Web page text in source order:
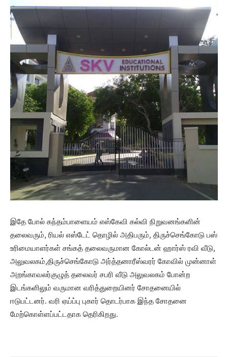
இதே போல் கந்தம்பாளையம் எஸ்கேவி கல்வி நிறுவனங்களின்
தலைவரும், ரியல் எஸ்டேட் தொழில் அதிபரும், திருச்செங்கோடு பஸ்
உரிமையாளர்கள் சங்கத் தலைவருமான கோல்டன் ஹார்ஸ் ரவி வீடு,
அலுவலகம்,திருச்செங்கோடு அர்த்தனாரீஸ்வரர் கோவில் முன்னாள்
அறங்காவலர்குழுத் தலைவர் சபரி வீடு அலுவலகம் போன்ற
இடங்களிலும் வருமான வரித்துறையினர் சோதனையில்
ஈடுபட்டனர். வரி ஏய்ப்பு புகார் தொடர்பாக இந்த சோதனை
மேற்கொள்ளப்பட்டதாக தெரிகிறது.